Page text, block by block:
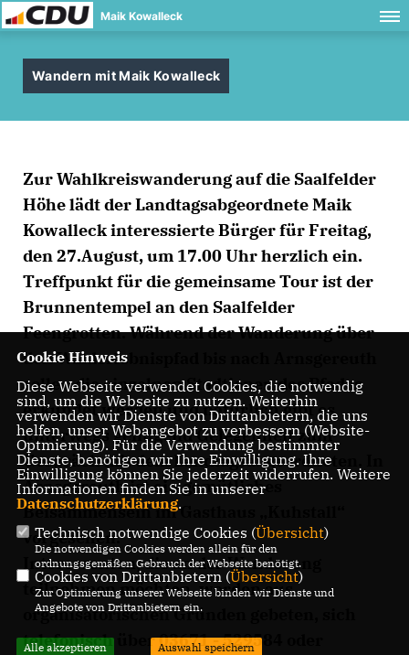
Maik Kowalleck
Wandern mit Maik Kowalleck
Zur Wahlkreiswanderung auf die Saalfelder
Höhe lädt der Landtagsabgeordnete Maik
Kowalleck interessierte Bürger für Freitag,
den 27.August, um 17.00 Uhr herzlich ein.
Treffpunkt für die gemeinsame Tour ist der
Brunnentempel an den Saalfelder
Feengrotten. Während der Wanderung über
den Walderlebnispfad bis nach Arnsgereuth
sollen die einzelnen Stadtionen des Pfades
erkundet werden und natürlich gibt es
unterwegs genügend Gelegenheit zum
Gespräch mit dem Landtagsabgeordneten. In
Arnsgereuth ist ein gemütliches
Beisammensein im Gasthaus „Kuhstall“
vorgesehen.
Interessenten, die an der Wanderung
teilnehmen möchten, werden aus
organisatorischen Gründen gebeten, sich
telefonisch über 03671 - 529584 oder
Cookie Hinweis
Diese Webseite verwendet Cookies, die notwendig
sind, um die Webseite zu nutzen. Weiterhin
verwenden wir Dienste von Drittanbietern, die uns
helfen, unser Webangebot zu verbessern (Website-
Optmierung). Für die Verwendung bestimmter
Dienste, benötigen wir Ihre Einwilligung. Ihre
Einwilligung können Sie jederzeit widerrufen. Weitere
Informationen finden Sie in unserer
Datenschutzerklärung.
Technisch notwendige Cookies (Übersicht)
Die notwendigen Cookies werden allein für den
ordnungsgemäßen Gebrauch der Webseite benötigt.
Cookies von Drittanbietern (Übersicht)
Zur Optimierung unserer Webseite binden wir Dienste und
Angebote von Drittanbietern ein.
Alle akzeptieren Auswahl speichern